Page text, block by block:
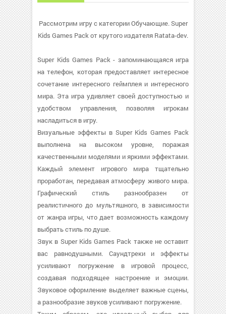
Рассмотрим игру с категории Обучающие. Super
Kids Games Pack от крутого издателя Ratata-dev.
Super Kids Games Pack - запоминающаяся игра
на телефон, которая предоставляет интересное
сочетание интересного геймплея и интересного
мира. Эта игра удивляет своей доступностью и
удобством управления, позволяя игрокам
насладиться в игру.
Визуальные эффекты в Super Kids Games Pack
выполнена на высоком уровне, поражая
качественными моделями и яркими эффектами.
Каждый элемент игрового мира тщательно
проработан, передавая атмосферу живого мира.
Графический стиль разнообразен от
реалистичного до мультяшного, в зависимости
от жанра игры, что дает возможность каждому
выбрать стиль по душе.
Звук в Super Kids Games Pack также не оставит
вас равнодушными. Саундтреки и эффекты
усиливают погружение в игровой процесс,
создавая подходящее настроение и эмоции.
Звуковое оформление выделяет важные сцены,
а разнообразие звуков усиливают погружение.